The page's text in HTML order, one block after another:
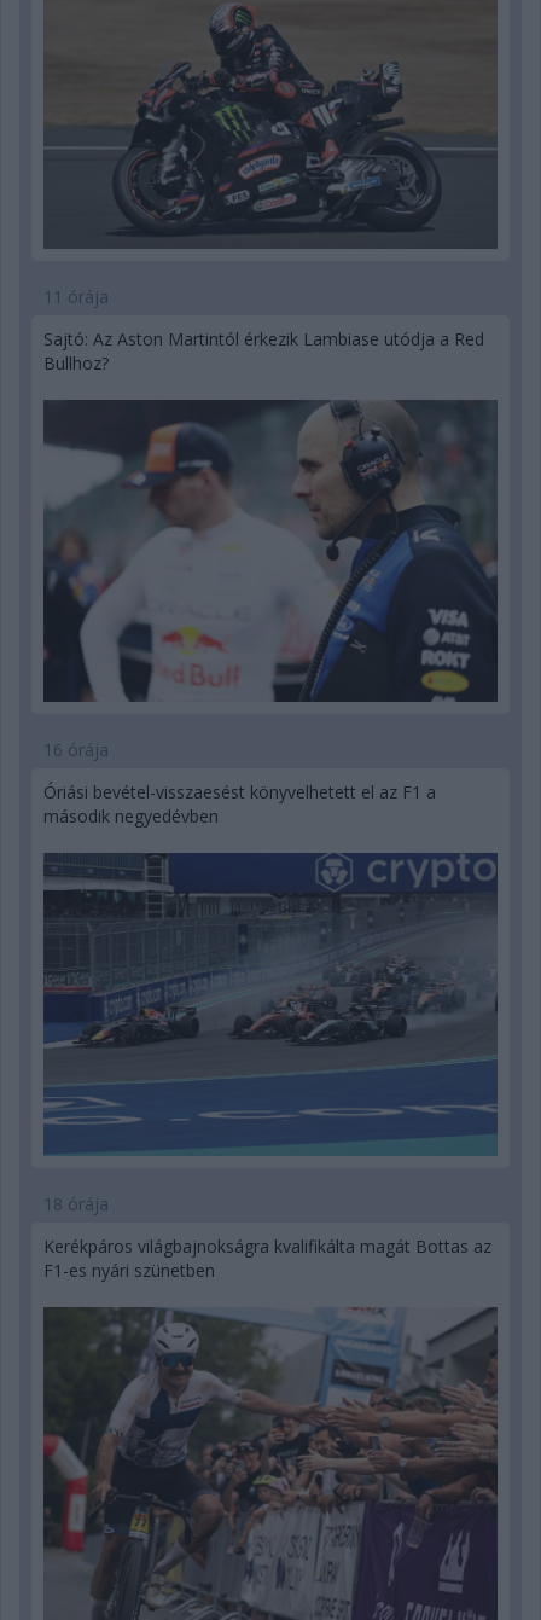
11 órája
Sajtó: Az Aston Martintól érkezik Lambiase utódja a Red
Bullhoz?
16 órája
Óriási bevétel-visszaesést könyvelhetett el az F1 a
második negyedévben
18 órája
Kerékpáros világbajnokságra kvalifikálta magát Bottas az
F1-es nyári szünetben